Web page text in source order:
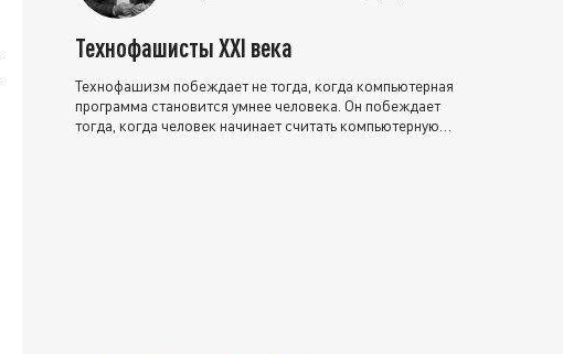
Технофашисты XXI века
Технофашизм побеждает не тогда, когда компьютерная
программа становится умнее человека. Он побеждает
тогда, когда человек начинает считать компьютерную